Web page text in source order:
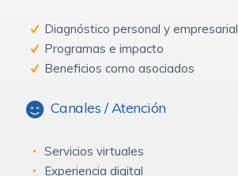
Diagnóstico personal y empresarial
Programas e impacto
Beneficios como asociados
Canales / Atención
Servicios virtuales
Experiencia digital